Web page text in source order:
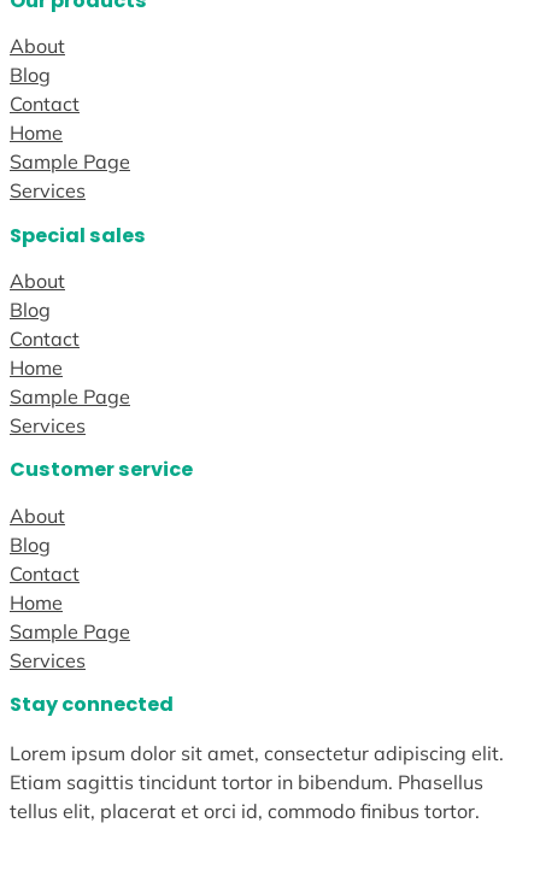
About
Blog
Contact
Home
Sample Page
Services
Special sales
About
Blog
Contact
Home
Sample Page
Services
Customer service
About
Blog
Contact
Home
Sample Page
Services
Stay connected
Lorem ipsum dolor sit amet, consectetur adipiscing elit.
Etiam sagittis tincidunt tortor in bibendum. Phasellus
tellus elit, placerat et orci id, commodo finibus tortor.